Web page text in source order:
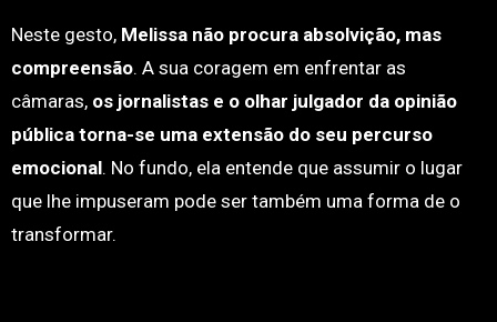
Neste gesto, Melissa não procura absolvição, mas
compreensão. A sua coragem em enfrentar as
câmaras, os jornalistas e o olhar julgador da opinião
pública torna-se uma extensão do seu percurso
emocional. No fundo, ela entende que assumir o lugar
que lhe impuseram pode ser também uma forma de o
transformar.